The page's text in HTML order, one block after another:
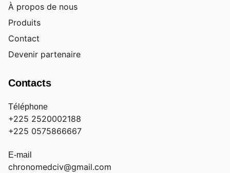
À propos de nous
Produits
Contact
Devenir partenaire
Contacts
Téléphone
+225 2520002188
+225 0575866667
E-mail
chronomedciv@gmail.com